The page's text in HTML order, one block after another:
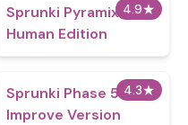
4.9★
Sprunki Pyramixed
Human Edition
4.3★
Sprunki Phase 5
Improve Version